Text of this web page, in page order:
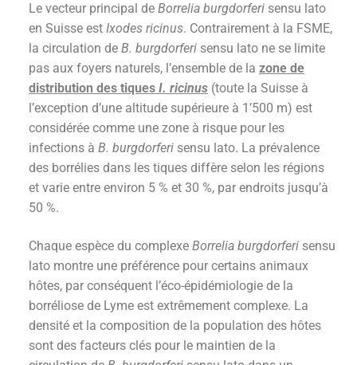
Le vecteur principal de Borrelia burgdorferi sensu lato
en Suisse est Ixodes ricinus. Contrairement à la FSME,
la circulation de B. burgdorferi sensu lato ne se limite
pas aux foyers naturels, l’ensemble de la zone de
distribution des tiques I. ricinus (toute la Suisse à
l’exception d’une altitude supérieure à 1’500 m) est
considérée comme une zone à risque pour les
infections à B. burgdorferi sensu lato. La prévalence
des borrélies dans les tiques diffère selon les régions
et varie entre environ 5 % et 30 %, par endroits jusqu’à
50 %.
Chaque espèce du complexe Borrelia burgdorferi sensu
lato montre une préférence pour certains animaux
hôtes, par conséquent l’éco-épidémiologie de la
borréliose de Lyme est extrêmement complexe. La
densité et la composition de la population des hôtes
sont des facteurs clés pour le maintien de la